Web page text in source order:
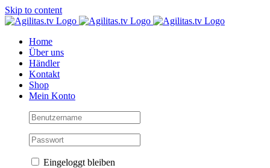
Skip to content
Home
Über uns
Händler
Kontakt
Shop
Mein Konto
Eingeloggt bleiben